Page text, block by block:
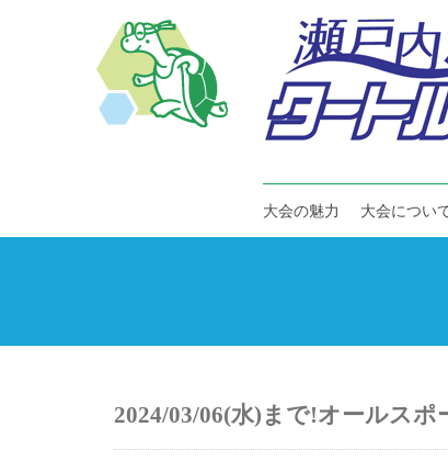
大会の魅力 大会につい
2024/03/06(水)まで!オールス